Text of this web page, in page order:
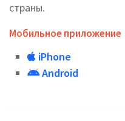
страны.
Мобильное приложение
iPhone
Android